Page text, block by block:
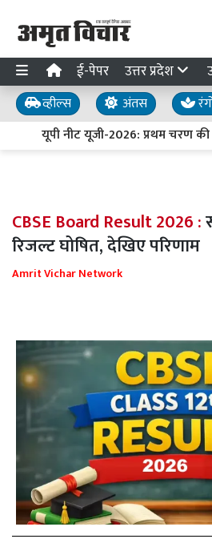
ई-पेपर उत्तर प्रदेश
व्हील्स अंतस
यूपी नीट यूजी-2026: प्रथम चरण
CBSE Board Result 2026 :
रिजल्ट घोषित, देखिए परिणाम
Amrit Vichar Network